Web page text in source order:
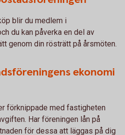
blir du medlem i
du kan påverka en del av
genom din rösträtt på årsmöten.
ekonomi
förknippade med fastigheten
Har föreningen lån på
för dessa att läggas på dig